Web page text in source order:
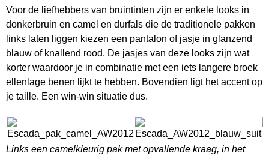
Voor de liefhebbers van bruintinten zijn er enkele looks in
donkerbruin en camel en durfals die de traditionele pakken
links laten liggen kiezen een pantalon of jasje in glanzend
blauw of knallend rood. De jasjes van deze looks zijn wat
korter waardoor je in combinatie met een iets langere broek
ellenlage benen lijkt te hebben. Bovendien ligt het accent op
je taille. Een win-win situatie dus.
Links een camelkleurig pak met opvallende kraag, in het